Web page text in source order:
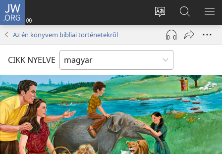
JW.ORG
Oldal
nyelvének
megváltoztatása
Bejelentkezés
(opens
window)
Keresés
a jw.org
honlapon
Az én könyvem bibliai történetekről
CIKK NYELVE